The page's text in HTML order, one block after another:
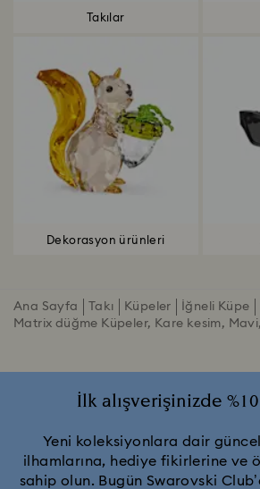
Takılar
Dekorasyon ürünleri
Ana Sayfa Takı Küpeler
İğneli Küpe
Matrix düğme Küpeler, Kare kesim,
İlk alışverişinizde
Yeni koleksiyonlara dair
ilhamlarına, hediye fikirlerine ve
sahip olun. Bugün Swarovski